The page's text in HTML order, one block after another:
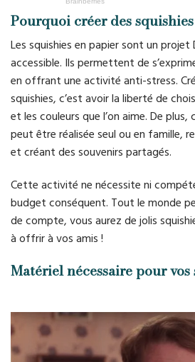
Pourquoi créer des
Les squishies en papier sont un
accessible. Ils permettent de
en offrant une activité anti-stress.
squishies, c’est avoir la liberté de
et les couleurs que l’on aime. De
peut être réalisée seul ou en famille,
et créant des souvenirs partagés.
Cette activité ne nécessite ni
budget conséquent. Tout le monde
de compte, vous aurez de jolis
à offrir à vos amis !
Matériel nécessaire pour vos